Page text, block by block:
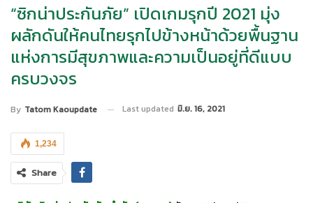
“ซิกน่าประกันภัย” เปิดเกมรุกปี 2021 มุ่ง
ผลักดันให้คนไทยรุกไปข้างหน้าด้วยพื้นฐาน
แห่งการมีสุขภาพและความเป็นอยู่ที่ดีแบบ
ครบวงจร
By Tatom Kaoupdate Last updated มิ.ย. 16, 2021
1,234
Share